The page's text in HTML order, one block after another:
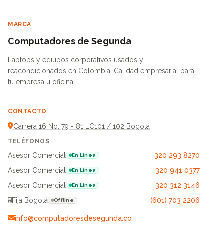
MARCA
Computadores de Segunda
Laptops y equipos corporativos usados y
reacondicionados en Colombia. Calidad empresarial para
tu empresa u oficina.
CONTACTO
Carrera 16 No. 79 - 81 LC101 / 102 Bogotá
TELÉFONOS
Asesor Comercial En Línea
320 293 8270
Asesor Comercial
En Línea
320 941 0377
Asesor Comercial
En Línea
320 312 3146
Fija Bogotá
Offline (601) 703 2206
info@computadoresdesegunda.co